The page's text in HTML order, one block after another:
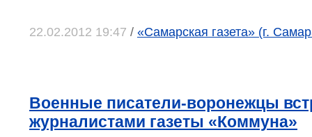
22.02.2012 19:47 / «Самарская газета» (г.
Военные писатели-воронежцы
журналистами газеты «Коммуна»